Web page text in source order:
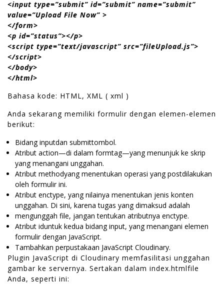
<input type=”submit” id=”submit” name=”submit”
value=”Upload File Now” >
</form>
<p id=”status”></p>
<script type=”text/javascript” src=”fileUpload.js”>
</script>
</body>
</html>
Bahasa kode: HTML, XML ( xml )
Anda sekarang memiliki formulir dengan elemen-elemen
berikut:
Bidang inputdan submittombol.
Atribut action—di dalam formtag—yang menunjuk ke skrip
yang menangani unggahan.
Atribut methodyang menentukan operasi yang postdilakukan
oleh formulir ini.
Atribut enctype, yang nilainya menentukan jenis konten
unggahan. Di sini, karena tugas yang dimaksud adalah
mengunggah file, jangan tentukan atributnya enctype.
Atribut iduntuk kedua bidang input, yang menangani elemen
formulir dengan JavaScript.
Tambahkan perpustakaan JavaScript Cloudinary.
Plugin JavaScript di Cloudinary memfasilitasi unggahan
gambar ke servernya. Sertakan dalam index.htmlfile
Anda, seperti ini: